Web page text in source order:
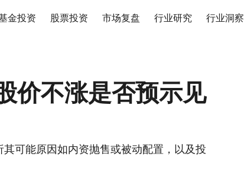
金投资 股票投资 市场复盘 行业研究 行业洞察
价不涨是否预示见
可能原因如内资抛售或被动配置，以及投